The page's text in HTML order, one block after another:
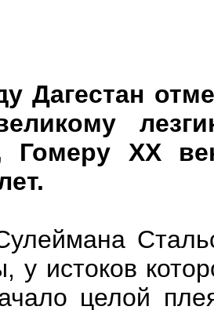
Дагестан
Гомеру ХХ
у истоков
целой